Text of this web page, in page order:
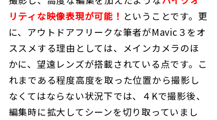
リティな映像表現が可能！ ということです。更
に、アウトドアフリークな筆者がMavic３をオ
ススメする理由としては、メインカメラのほ
かに、望遠レンズが搭載されている点です。こ
れまである程度高度を取った位置から撮影し
なくてはならない状況下では、４Kで撮影後、
編集時に拡大してシーンを切り取っていまし